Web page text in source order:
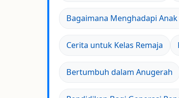
Bagaimana Menghadapi Anak
Cerita untuk Kelas Remaja
Bertumbuh dalam Anugerah